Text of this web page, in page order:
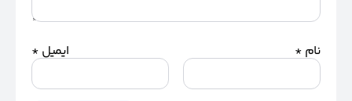
نام * ایمیل *